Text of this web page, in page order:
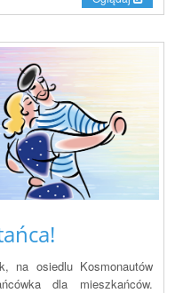
na osiedlu Kosmonautów
dla mieszkańców.